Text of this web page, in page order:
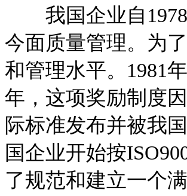
我国企业自1978
今面质量管理。为
和管理水平。1981
年，这项奖励制度
际标准发布并被我
国企业开始按
了规范和建立一个